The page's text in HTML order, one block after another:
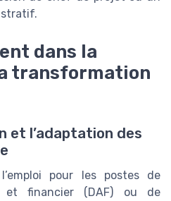
dans la
transformation
et l’adaptation des
pour les postes de
et financier (DAF) ou de